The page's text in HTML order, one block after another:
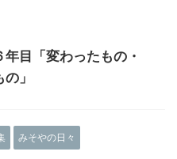
目「変わったもの・
」
みそやの日々